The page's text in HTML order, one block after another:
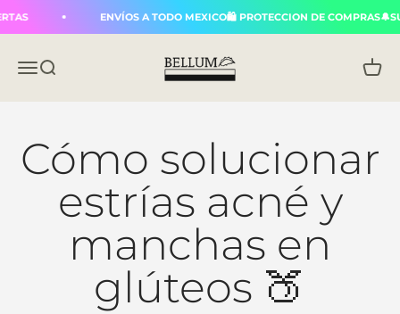
ENVÍOS A TODO MEXICO🛍️ PROTECCION DE
Abrir menú de navegación
Abrir búsqueda Bellum Abrir
Cómo solucionar
estrías acné y
manchas en
glúteos 🍑